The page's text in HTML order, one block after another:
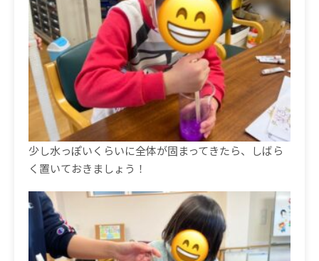
少し水っぽいくらいに全体が固まってきたら、しばら
く置いておきましょう！